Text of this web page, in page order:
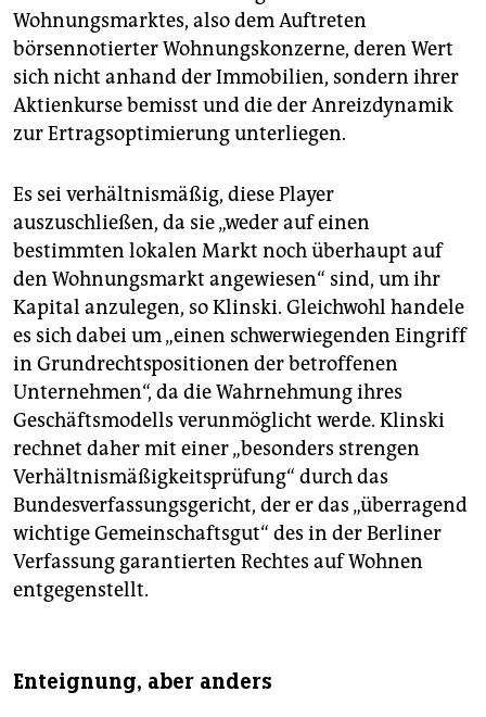
Wohnungsmarktes, also dem Auftreten
börsennotierter Wohnungskonzerne, deren Wert
sich nicht anhand der Immobilien, sondern ihrer
Aktienkurse bemisst und die der Anreizdynamik
zur Ertragsoptimierung unterliegen.
Es sei verhältnismäßig, diese Player
auszuschließen, da sie „weder auf einen
bestimmten lokalen Markt noch überhaupt auf
den Wohnungsmarkt angewiesen“ sind, um ihr
Kapital anzulegen, so Klinski. Gleichwohl handele
es sich dabei um „einen schwerwiegenden Eingriff
in Grundrechtspositionen der betroffenen
Unternehmen“, da die Wahrnehmung ihres
Geschäftsmodells verunmöglicht werde. Klinski
rechnet daher mit einer „besonders strengen
Verhältnismäßigkeitsprüfung“ durch das
Bundesverfassungsgericht, der er das „überragend
wichtige Gemeinschaftsgut“ des in der Berliner
Verfassung garantierten Rechtes auf Wohnen
entgegenstellt.
Enteignung, aber anders